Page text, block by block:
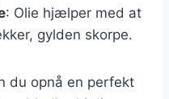
: Olie hjælper med at
gylden skorpe.
du opnå en perfekt